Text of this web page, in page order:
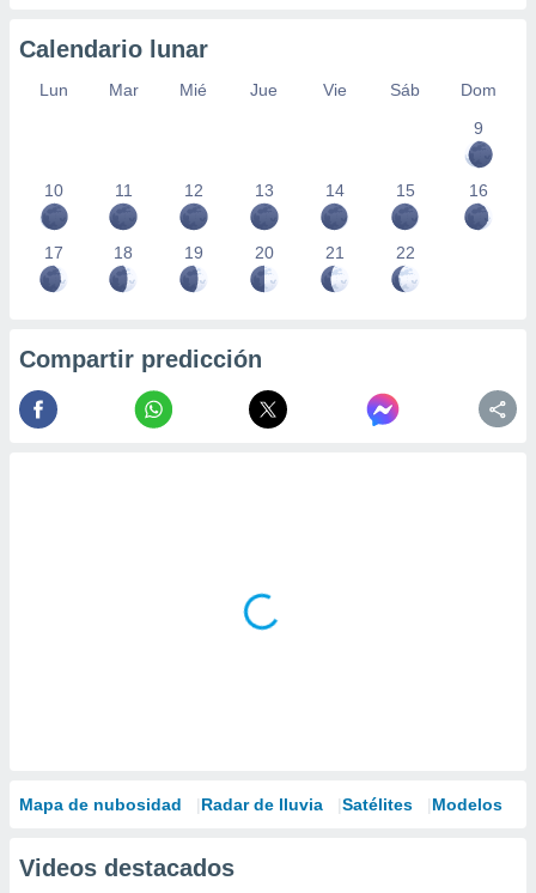
Calendario lunar
Lun Mar Mié Jue Vie Sáb
Dom
9
10 11 12 13 14 15 16
17 18 19 20 21 22
Compartir predicción
Mapa de nubosidad Radar de lluvia Satélites Modelos
Videos destacados